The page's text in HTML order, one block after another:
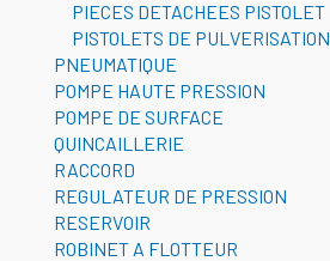
PIECES DETACHEES PISTOLET
PISTOLETS DE PULVERISATION
PNEUMATIQUE
POMPE HAUTE PRESSION
POMPE DE SURFACE
QUINCAILLERIE
RACCORD
REGULATEUR DE PRESSION
RESERVOIR
ROBINET A FLOTTEUR